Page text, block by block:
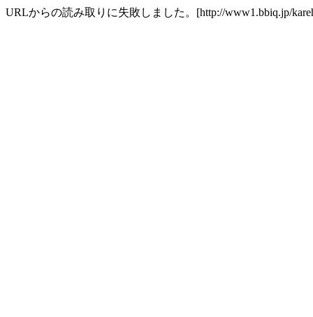
URLからの読み取りに失敗しました。[http://www1.bbiq.jp/